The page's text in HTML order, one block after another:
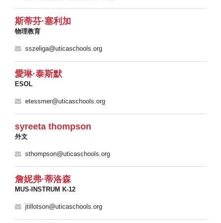
斯蒂芬·塞利加
物理教育
sszeliga@uticaschools.org
愛琳·泰斯默
ESOL
etessmer@uticaschools.org
syreeta thompson
外文
sthompson@uticaschools.org
詹妮弗·蒂洛森
MUS-INSTRUM K-12
jtillotson@uticaschools.org